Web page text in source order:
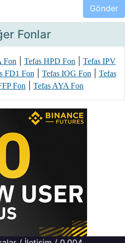
Fonlar
Fon Tefas HPD Fon
Tefas IPV
FD1 Fon| Tefas IOG Fon|
Tefas
Fon Tefas AYA Fon